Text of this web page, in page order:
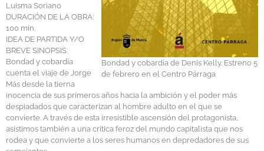
Bondad y cobardía de Denis Kelly. Estreno 5
de febrero en el Centro Párraga
Luisma Soriano
DURACIÓN DE LA OBRA:
100 min.
IDEA DE PARTIDA Y/O
BREVE SINOPSIS:
Bondad y cobardía
cuenta el viaje de Jorge
Más desde la tierna
inocencia de sus primeros años hacia la ambición y el poder más
despiadados que caracterizan al hombre adulto en el que se
convierte. A través de esta irresistible ascensión del protagonista,
asistimos también a una crítica feroz del mundo capitalista que nos
rodea y que convierte a los seres humanos en depredadores de sus